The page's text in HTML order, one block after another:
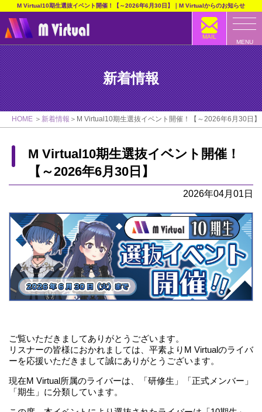
M Virtual10期生選抜イベント開催！【～2026年6月30日】｜M Virtualからのお知らせ
MENU
MAIL
新着情報
HOME 新着情報 M Virtual10期生選抜イベント開催！【～2026年6月30日】
M Virtual10期生選抜イベント開催！
【～2026年6月30日】
2026年04月01日
ご覧いただきましてありがとうございます。
リスナーの皆様におかれましては、平素よりM Virtualのライバ
ーを応援いただきまして誠にありがとうございます。
現在M Virtual所属のライバーは、「研修生」「正式メンバー」
「期生」に分類しています。